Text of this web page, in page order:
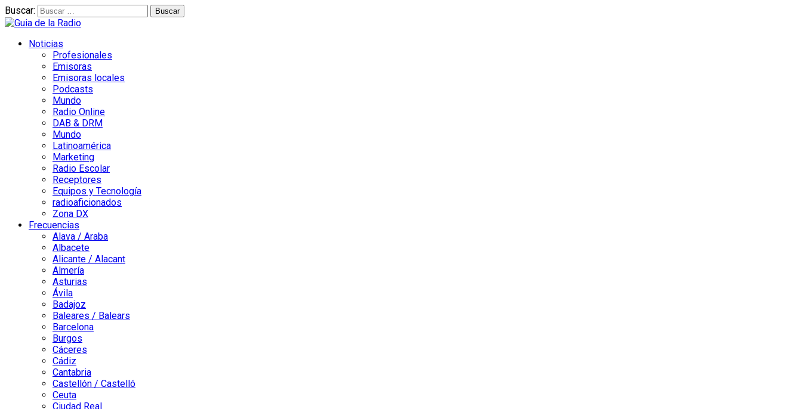
Buscar:
Noticias
Profesionales
Emisoras
Emisoras locales
Podcasts
Mundo
Radio Online
DAB & DRM
Mundo
Latinoamérica
Marketing
Radio Escolar
Receptores
Equipos y Tecnología
radioaficionados
Zona DX
Frecuencias
Alava / Araba
Albacete
Alicante / Alacant
Almería
Asturias
Ávila
Badajoz
Baleares / Balears
Barcelona
Burgos
Cáceres
Cádiz
Cantabria
Castellón / Castelló
Ceuta
Ciudad Real